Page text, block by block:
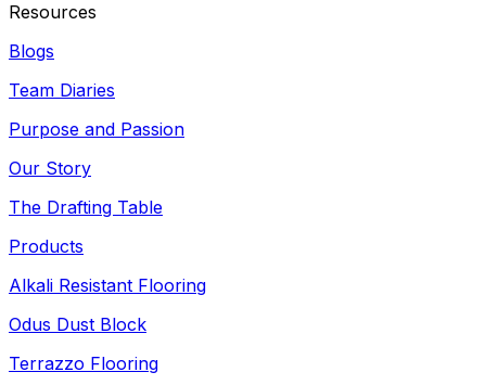
Resources
Blogs
Team Diaries
Purpose and Passion
Our Story
The Drafting Table
Products
Alkali Resistant Flooring
Odus Dust Block
Terrazzo Flooring